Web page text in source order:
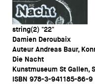
string(2) "22"
Damien Deroubaix
Auteur Andreas Baur,
Die Nacht
Kunstmuseum St Gallen,
ISBN 978-3-941185-86-9